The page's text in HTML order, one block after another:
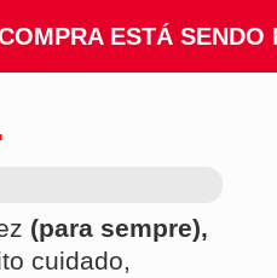
ESTÁ SENDO
(para sempre),
cuidado,